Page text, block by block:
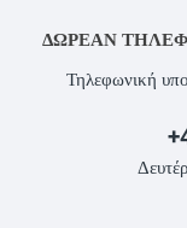
ΔΩΡΕΆΝ
Τηλεφωνική